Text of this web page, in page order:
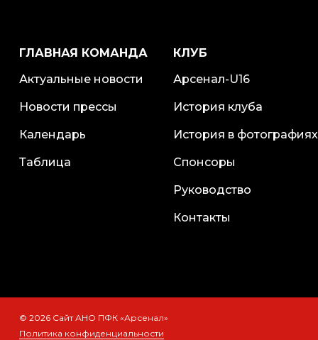
ГЛАВНАЯ КОМАНДА
Актуальные новости
Новости прессы
Календарь
Таблица
КЛУБ
Арсенал-U16
История клуба
История в фотографиях
Спонсоры
Руководство
Контакты
© 2026 Сайт АНО ПФК «Арсенал»
Политика конфиденциальности